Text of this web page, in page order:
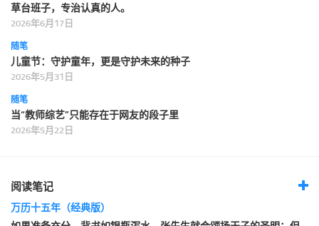
草台班子，专治认真的人。
2026年6月17日
随笔
儿童节：守护童年，更是守护未来的种子
2026年5月31日
随笔
当“教师综艺”只能存在于网友的段子里
2026年5月22日
阅读笔记
万历十五年（经典版）